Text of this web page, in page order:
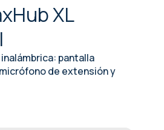
XL
pantalla
de extensión y